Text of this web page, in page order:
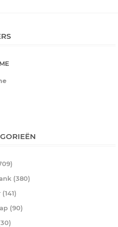
(380)
(90)